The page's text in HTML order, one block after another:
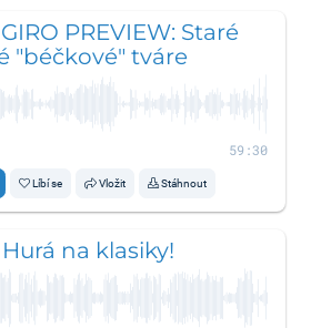
PREVIEW: Staré
"béčkové" tváre
59:30
Líbí se Vložit Stáhnout
na klasiky!